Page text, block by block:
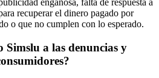
recuperar el dinero pagado por
o que no cumplen con lo esperado.
Simslu a las denuncias y